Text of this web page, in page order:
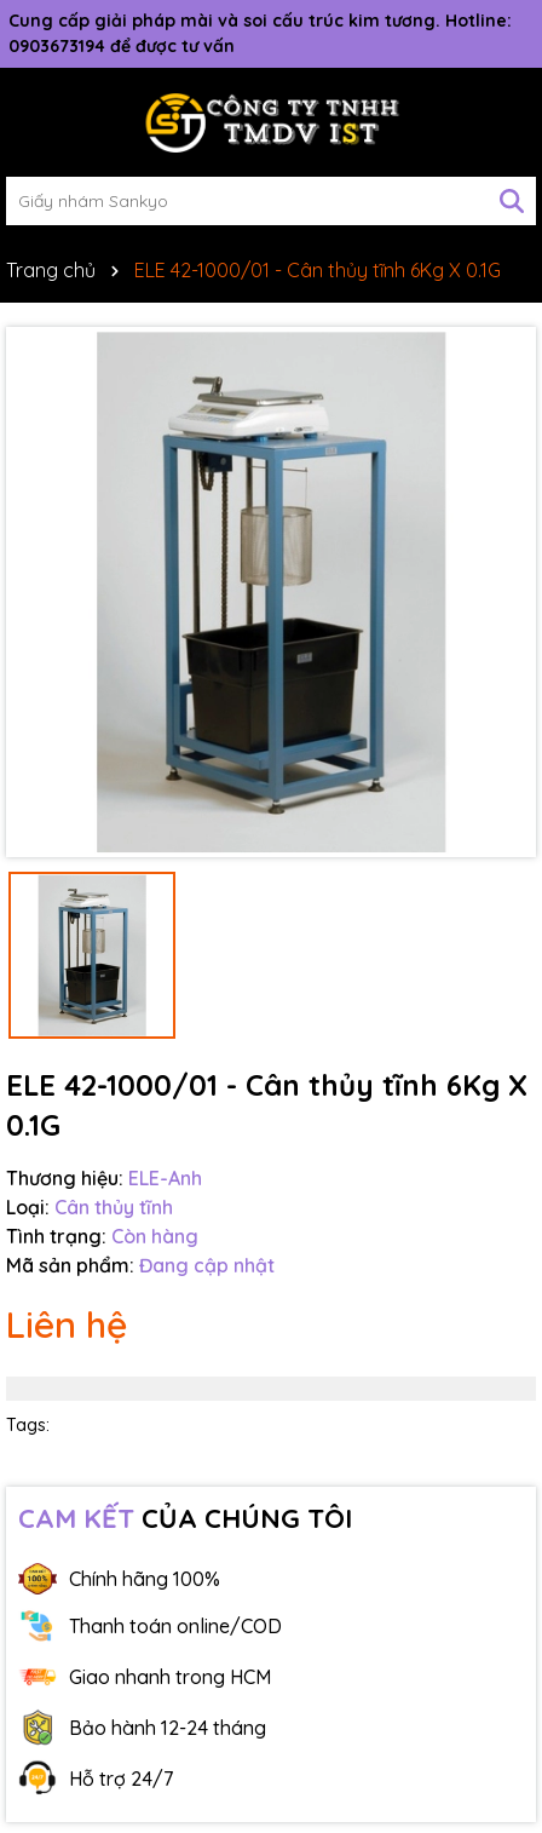
Cung cấp giải pháp mài và soi cấu trúc kim tương. Hotline:
0903673194 để được tư vấn
Trang chủ ELE 42-1000/01 - Cân thủy tĩnh 6Kg X 0.1G
ELE 42-1000/01 - Cân thủy tĩnh 6Kg X
0.1G
Thương hiệu: ELE-Anh
Loại: Cân thủy tĩnh
Tình trạng: Còn hàng
Mã sản phẩm: Đang cập nhật
Liên hệ
Tags:
CAM KẾT CỦA CHÚNG TÔI
Chính hãng 100%
Thanh toán online/COD
Giao nhanh trong HCM
Bảo hành 12-24 tháng
Hỗ trợ 24/7
Ngày hết hạn:
Điều kiện: